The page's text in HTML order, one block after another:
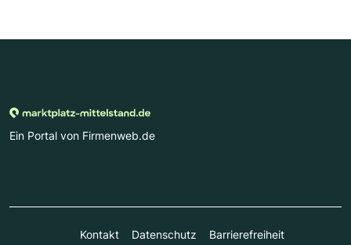
Ein Portal von Firmenweb.de
Kontakt Datenschutz Barrierefreiheit